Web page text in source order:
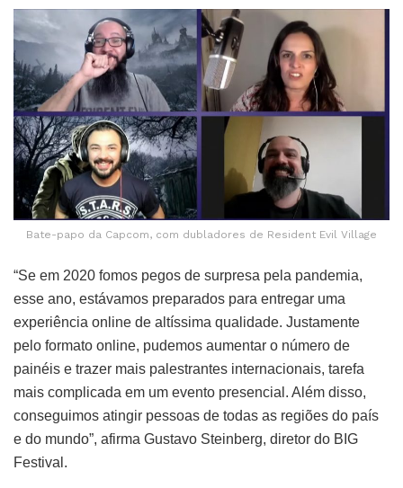
Bate-papo da Capcom, com dubladores de Resident Evil Village
“Se em 2020 fomos pegos de surpresa pela pandemia,
esse ano, estávamos preparados para entregar uma
experiência online de altíssima qualidade. Justamente
pelo formato online, pudemos aumentar o número de
painéis e trazer mais palestrantes internacionais, tarefa
mais complicada em um evento presencial. Além disso,
conseguimos atingir pessoas de todas as regiões do país
e do mundo”, afirma Gustavo Steinberg, diretor do BIG
Festival.